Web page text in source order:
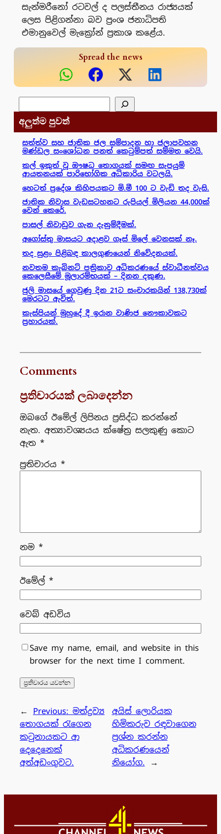
සැන්මරීනෝ රටවල් ද පලස්තීනය රාජ්‍යයක්
ලෙස පිළිගන්නා බව ප්‍රංශ ජනාධිපති
එමානුවෙල් මැක්‍රෝන් ප්‍රකාශ කළේය.
Spread the news
අලුත්ම පුවත්
සත්ත්ව සහ ජාතික ජල සම්පාදන හා ජලාපවහන
මණ්ඩල සංශෝධන පනත් කෙටුම්පත් සම්මත වෙයි.
කල් ඉකුත් වූ ඖෂධ තොගයක් සමඟ සැපයුම්
ආයතනයක් පාරිභෝගික අධිකාරිය වටලයි.
හෙටත් ප්‍රදේශ කිහිපයකට මි.මී 100 ට වැඩි තද වැසි.
ජාතික නිවාස වැඩසටහනට රුපියල් මිලියන 44,000ක්
වෙන් කෙරේ.
පාසල් නිවාඩුව ගැන දැනුම්දීමක්.
අගෝස්තු මාසයට අදාළව ගෑස් මිලේ වෙනසක් නෑ.
තද සුළං පිළිබඳ කාලගුණයෙන් නිවේදනයක්.
නවතම කැබිනට් පත්‍රිකාව අධිකරණයේ ස්වාධීනත්වය
කෙලෙසීමේ මූලාරම්භයක් – දිනන දකුණ.
ජුලි මාසයේ ගෙවුණු දින 21ට සංචාරකයින් 138,730ක්
මෙරටට ඇවිත්.
කැස්පියන් මුහුදේ දී ඉරාන වාණිජ නෞකාවකට
ප්‍රහාරයක්.
Comments
ප්‍රතිචාරයක් ලබාදෙන්න
ඔබගේ ඊමේල් ලිපිනය ප්‍රසිද්ධ කරන්නේ
නැත. අත්‍යාවශ්‍යයය ක්ෂේත්‍ර සලකුණු කොට
ඇත *
ප්‍රතිචාරය *
නම *
ඊමේල් *
වෙබ් අඩවිය
Save my name, email, and website in this
browser for the next time I comment.
← Previous: මත්ද්‍රව්‍ය
තොගයක් රැගෙන
කටුනායකට ආ
දෙදෙනෙක්
අත්අඩංගුවට.
අයිස් ලොරියක
හිමිකරුව රඳවාගෙන
ප්‍රශ්න කරන්න
අධිකරණයෙන්
නියෝග.
→